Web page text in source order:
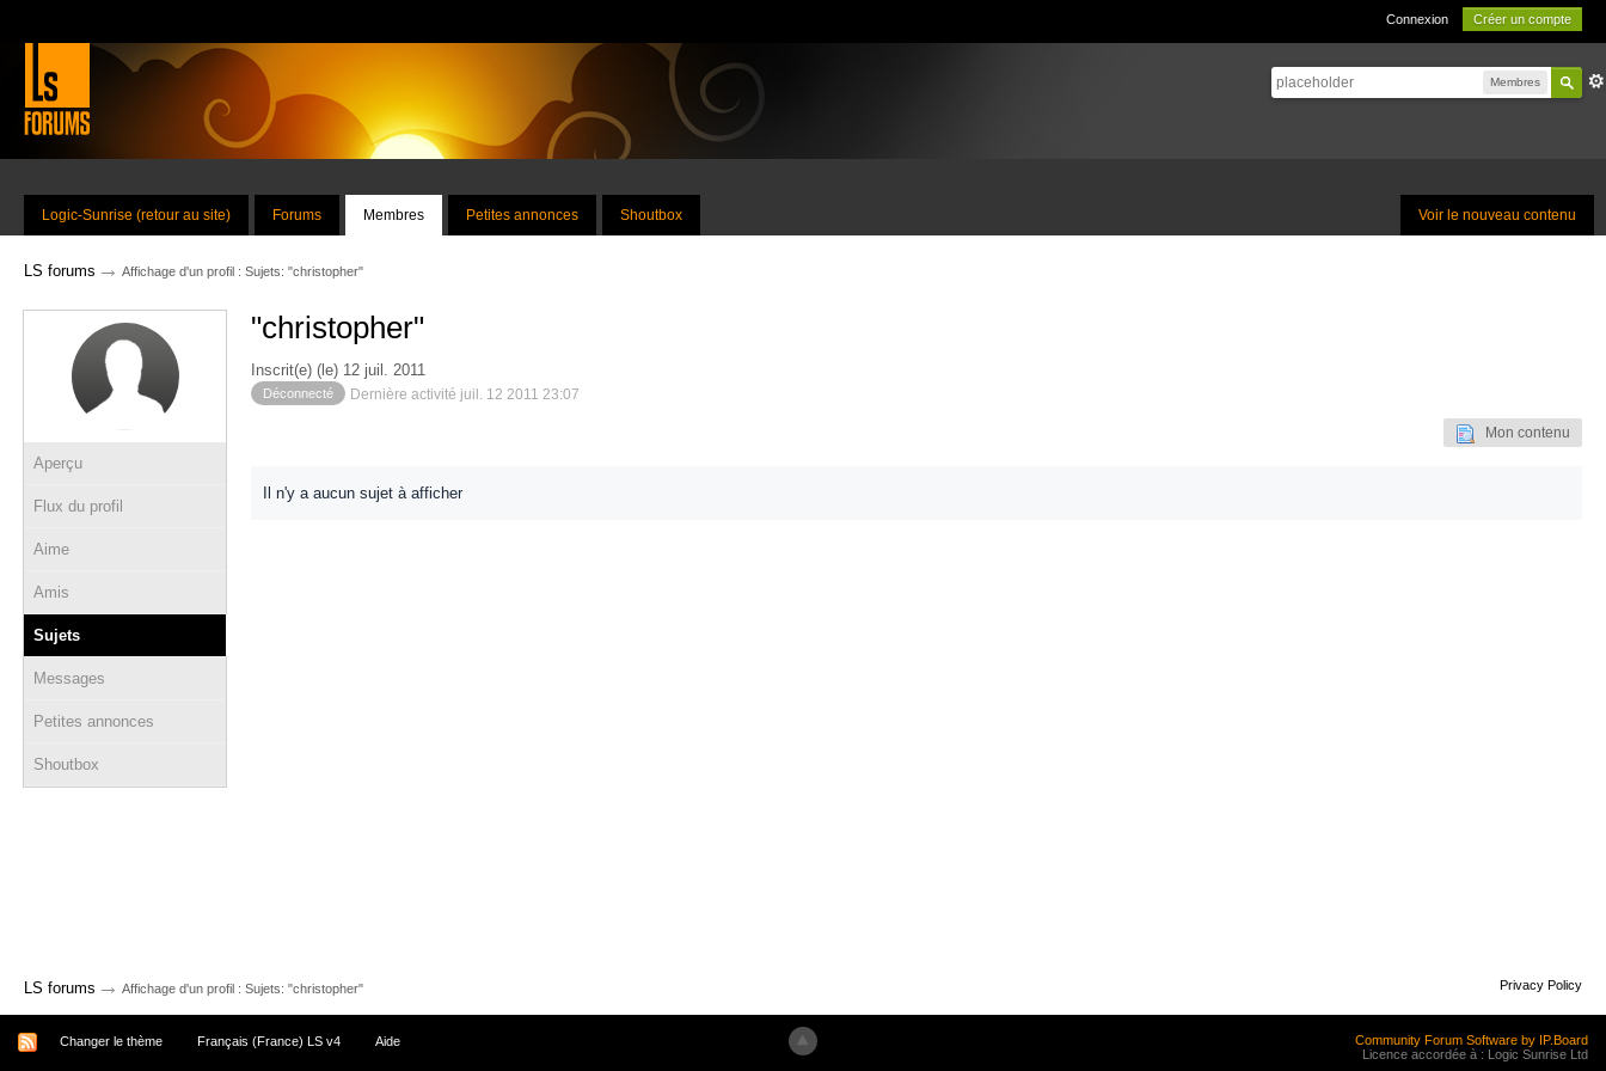
Connexion Créer un compte
Membres
Voir le nouveau contenu
Logic-Sunrise (retour au site) Forums Membres Petites annonces Shoutbox
LS forums → Affichage d'un profil : Sujets: "christopher"
Aperçu
Flux du profil
Aime
Amis
Sujets
Messages
Petites annonces
Shoutbox
"christopher"
Inscrit(e) (le) 12 juil. 2011
Déconnecté Dernière activité juil. 12 2011 23:07
Mon contenu
Il n'y a aucun sujet à afficher
LS forums → Affichage d'un profil : Sujets: "christopher" Privacy Policy
Changer le thème Français (France) LS v4 Aide
Community Forum Software by IP.Board
Licence accordée à : Logic Sunrise Ltd